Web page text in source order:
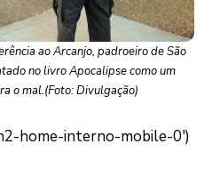
ao Arcanjo, padroeiro de São
no livro Apocalipse como um
o mal.(Foto: Divulgação)